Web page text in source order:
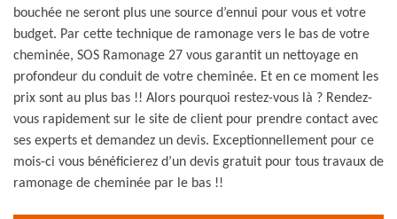
bouchée ne seront plus une source d’ennui pour vous et votre
budget. Par cette technique de ramonage vers le bas de votre
cheminée, SOS Ramonage 27 vous garantit un nettoyage en
profondeur du conduit de votre cheminée. Et en ce moment les
prix sont au plus bas !! Alors pourquoi restez-vous là ? Rendez-
vous rapidement sur le site de client pour prendre contact avec
ses experts et demandez un devis. Exceptionnellement pour ce
mois-ci vous bénéficierez d’un devis gratuit pour tous travaux de
ramonage de cheminée par le bas !!